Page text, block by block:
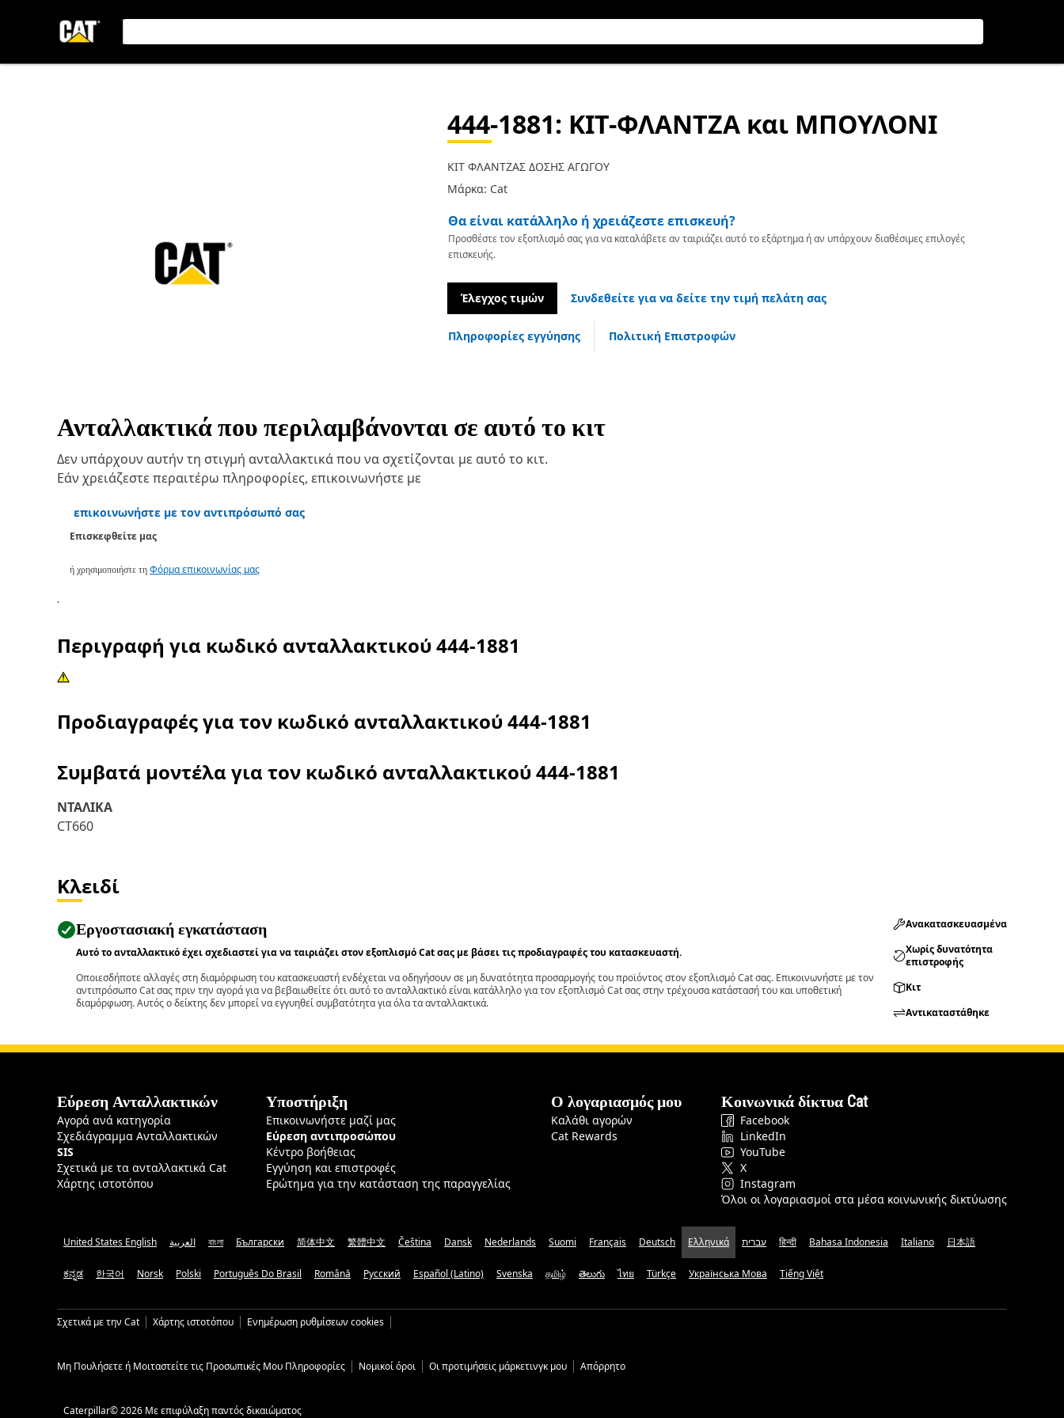
444-1881: ΚΙΤ-ΦΛΑΝΤΖΑ και ΜΠΟΥΛΟΝΙ
ΚΙΤ ΦΛΑΝΤΖΑΣ ΔΟΣΗΣ ΑΓΩΓΟΥ
Μάρκα: Cat
Θα είναι κατάλληλο ή χρειάζεστε επισκευή?
Προσθέστε τον εξοπλισμό σας για να καταλάβετε αν ταιριάζει αυτό το εξάρτημα ή αν υπάρχουν διαθέσιμες επιλογές
επισκευής.
Έλεγχος τιμών Συνδεθείτε για να δείτε την τιμή πελάτη σας
Πληροφορίες εγγύησης Πολιτική Επιστροφών
Ανταλλακτικά που περιλαμβάνονται σε αυτό το κιτ
Δεν υπάρχουν αυτήν τη στιγμή ανταλλακτικά που να σχετίζονται με αυτό το κιτ.
Εάν χρειάζεστε περαιτέρω πληροφορίες, επικοινωνήστε με
επικοινωνήστε με τον αντιπρόσωπό σας
Επισκεφθείτε μας
ή χρησιμοποιήστε τηΦόρμα επικοινωνίας μας
.
Περιγραφή για κωδικό ανταλλακτικού444-1881
Προδιαγραφές για τον κωδικό ανταλλακτικού444-1881
Συμβατά μοντέλα για τον κωδικό ανταλλακτικού444-1881
ΝΤΑΛΙΚΑ
CT660
Κλειδί
Εργοστασιακή εγκατάσταση
Αυτό το ανταλλακτικό έχει σχεδιαστεί για να ταιριάζει στον εξοπλισμό Cat σας με βάσει τις προδιαγραφές του κατασκευαστή.
Οποιεσδήποτε αλλαγές στη διαμόρφωση του κατασκευαστή ενδέχεται να οδηγήσουν σε μη δυνατότητα προσαρμογής του προϊόντος στον εξοπλισμό Cat σας. Επικοινωνήστε με τον
αντιπρόσωπο Cat σας πριν την αγορά για να βεβαιωθείτε ότι αυτό το ανταλλακτικό είναι κατάλληλο για τον εξοπλισμό Cat σας στην τρέχουσα κατάστασή του και υποθετική
διαμόρφωση. Αυτός ο δείκτης δεν μπορεί να εγγυηθεί συμβατότητα για όλα τα ανταλλακτικά.
Ανακατασκευασμένα
Χωρίς δυνατότητα
επιστροφής
Κιτ
Αντικαταστάθηκε
Εύρεση Ανταλλακτικών
Αγορά ανά κατηγορία
Σχεδιάγραμμα Ανταλλακτικών
SIS
Σχετικά με τα ανταλλακτικά Cat
Χάρτης ιστοτόπου
Υποστήριξη
Επικοινωνήστε μαζί μας
Εύρεση αντιπροσώπου
Κέντρο βοήθειας
Εγγύηση και επιστροφές
Ερώτημα για την κατάσταση της παραγγελίας
Ο λογαριασμός μου
Καλάθι αγορών
Cat Rewards
Κοινωνικά δίκτυα Cat
Facebook
LinkedIn
YouTube
X
Instagram
Όλοι οι λογαριασμοί στα μέσα κοινωνικής δικτύωσης
United States English العربية বাংলা Български 简体中文 繁體中文 Čeština Dansk Nederlands Suomi Français Deutsch Ελληνικά עברית हिन्दी Bahasa Indonesia Italiano 日本語
ಕನ್ನಡ 한국어 Norsk Polski Português Do Brasil Română Русский Español (Latino) Svenska தமிழ் తెలుగు ไทย Türkçe Українська Мова Tiếng Việt
Σχετικά με την Cat Χάρτης ιστοτόπου Ενημέρωση ρυθμίσεων cookies
Μη Πουλήσετε ή Μοιταστείτε τις Προσωπικές Μου Πληροφορίες Νομικοί όροι Οι προτιμήσεις μάρκετινγκ μου Απόρρητο
Caterpillar© 2026 Με επιφύλαξη παντός δικαιώματος